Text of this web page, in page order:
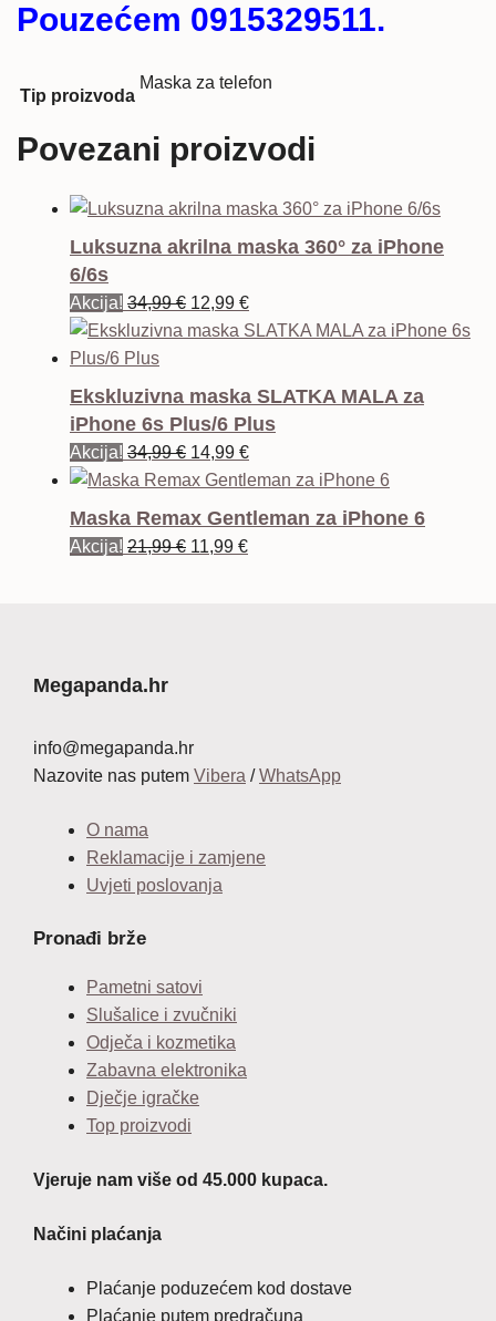
Pouzećem 0915329511.
Tip proizvoda
Maska za telefon
Povezani proizvodi
Luksuzna akrilna maska 360° za iPhone
6/6s
Akcija! 34,99€ Izvorna
cijena
34,99 €.
12,99 €Trenutna
cijena
Ekskluzivna maska SLATKA MALA za
iPhone 6s Plus/6 Plus
Akcija! 34,99€ Izvorna
cijena
14,99 €Trenutna
cijena
je:
Maska Remax Gentleman za iPhone 6
Akcija! 21,99€ Izvorna
11,99 €Trenutna
Megapanda.hr
info@megapanda.hr
Nazovite nas putem Vibera /WhatsApp
O nama
Reklamacije i zamjene
Uvjeti poslovanja
Pronađi brže
Pametni satovi
Slušalice i zvučniki
Odječa i kozmetika
Zabavna elektronika
Dječje igračke
Top proizvodi
Vjeruje nam više od 45.000 kupaca.
Načini plaćanja
Plaćanje poduzećem kod dostave
Plaćanje putem predračuna